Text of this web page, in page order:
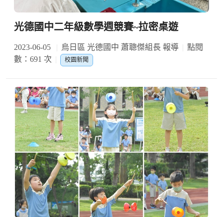
光德國中二年級數學週競賽~拉密桌遊
2023-06-05 烏日區 光德國中 蕭聰傑組長 報導
點閱
數：691 次
校園新聞